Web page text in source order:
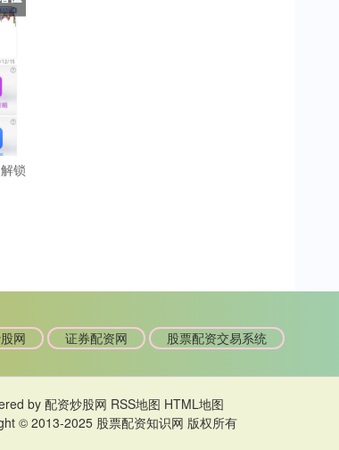
锁
网 证券配资网 股票配资交易系统
by配资炒股网 RSS地图 HTML地图
© 2013-2025 股票配资知识网 版权所有